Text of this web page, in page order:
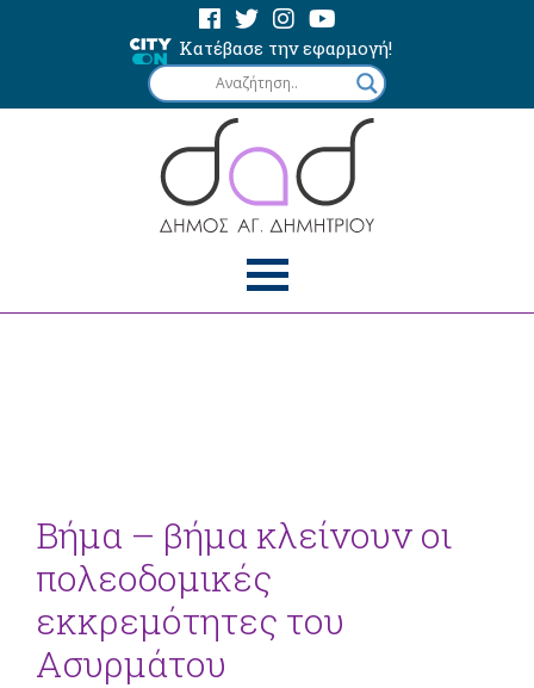
Κατέβασε την εφαρμογή!
Βήμα – βήμα κλείνουν οι
πολεοδομικές
εκκρεμότητες του
Ασυρμάτου